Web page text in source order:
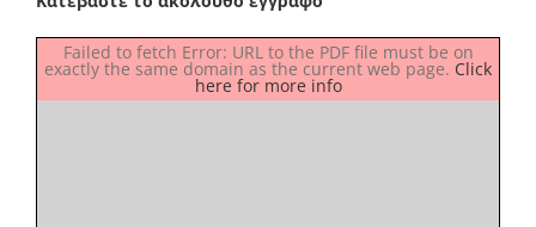
Failed to fetch Error: URL to the PDF file must be on
exactly the same domain as the current web page. Click
here for more info